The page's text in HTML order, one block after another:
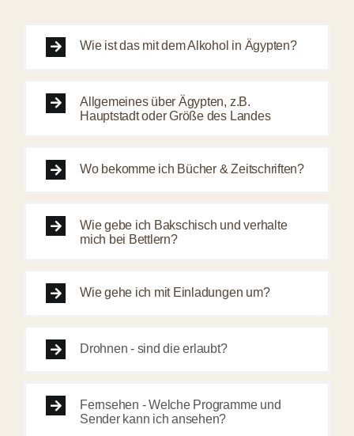
Wie ist das mit dem Alkohol in Ägypten?
Allgemeines über Ägypten, z.B.
Hauptstadt oder Größe des Landes
Wo bekomme ich Bücher & Zeitschriften?
Wie gebe ich Bakschisch und verhalte
mich bei Bettlern?
Wie gehe ich mit Einladungen um?
Drohnen - sind die erlaubt?
Fernsehen - Welche Programme und
Sender kann ich ansehen?